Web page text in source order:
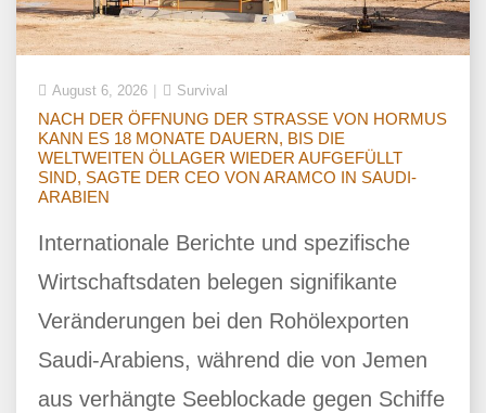
August 6, 2026 Survival
NACH DER ÖFFNUNG DER STRASSE VON HORMUS
KANN ES 18 MONATE DAUERN, BIS DIE
WELTWEITEN ÖLLAGER WIEDER AUFGEFÜLLT
SIND, SAGTE DER CEO VON ARAMCO IN SAUDI-
ARABIEN
Internationale Berichte und spezifische
Wirtschaftsdaten belegen signifikante
Veränderungen bei den Rohölexporten
Saudi-Arabiens, während die von Jemen
aus verhängte Seeblockade gegen Schiffe